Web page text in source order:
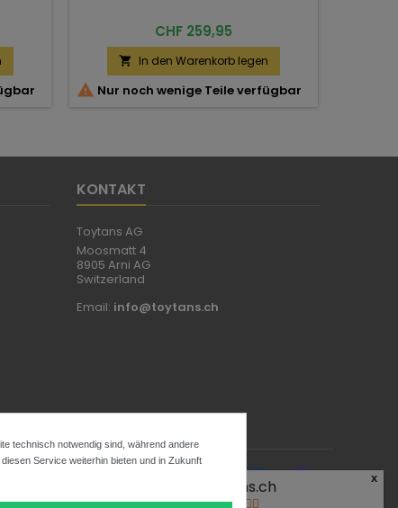
Preis
CHF 259,95
 In den Warenkorb legen
 Nur noch wenige Teile verfügbar
KONTAKT
Toytans AG
Moosmatt 4
8905 Arni AG
Switzerland
Email: info@toytans.ch
Toytans.ch x
technisch notwendig sind, während andere
Service weiterhin bieten und in Zukunft